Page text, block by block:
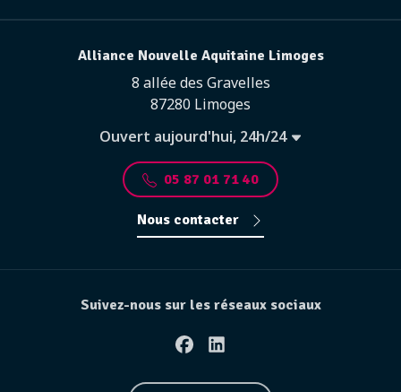
Alliance Nouvelle Aquitaine Limoges
8 allée des Gravelles
87280 Limoges
Ouvert aujourd'hui, 24h/24
05 87 01 71 40
Nous contacter
Suivez-nous sur les réseaux sociaux
FacebookLinkedin